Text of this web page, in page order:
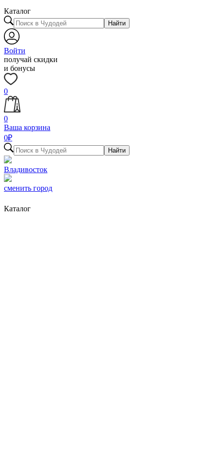
Каталог
Найти
Войти
получай скидки
и бонусы
0
0
Ваша корзина
0₽
Найти
Владивосток
сменить город
Каталог